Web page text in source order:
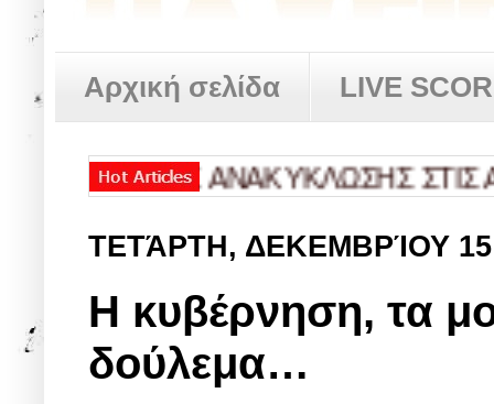
Αρχική σελίδα LIVE
ΤΗΣ ΑΝΑΚΥΚΛΩΣΗΣ ΣΤΙΣ
ΤΕΤΆΡΤΗ, ΔΕΚΕΜΒΡΊΟΥ 15
Η κυβέρνηση, τα
δούλεμα…